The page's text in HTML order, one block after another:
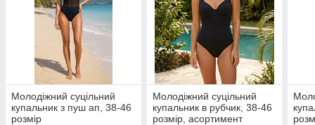
Молодіжний суцільний
купальник з пуш ап, 38-46
розмір
Молодіжний суцільний
купальник в рубчик, 38-46
розмір, асортимент